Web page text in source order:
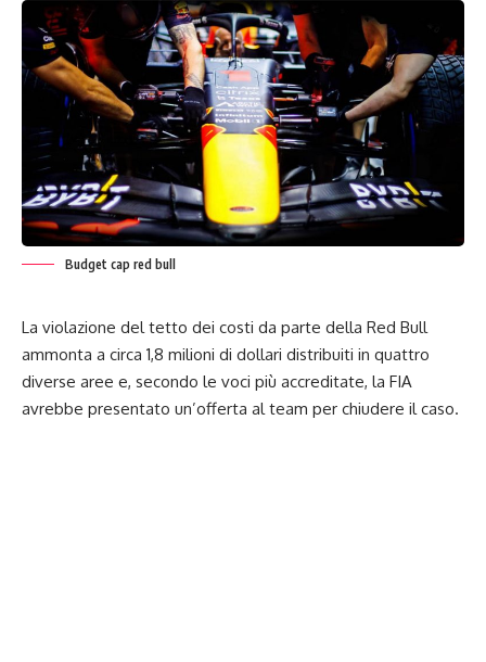
Budget cap red bull
La violazione del tetto dei costi da parte della Red Bull
ammonta a circa 1,8 milioni di dollari distribuiti in quattro
diverse aree e, secondo le voci più accreditate, la FIA
avrebbe presentato un’offerta al team per chiudere il caso.